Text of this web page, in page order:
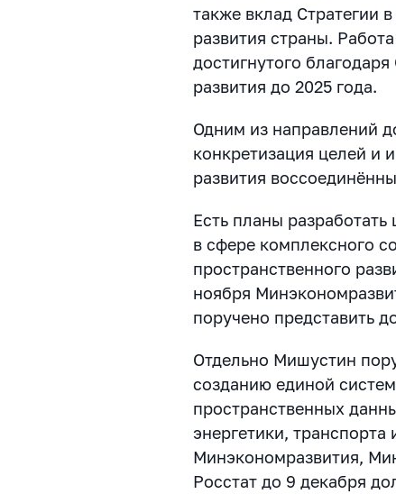
также вклад Стратегии
развития страны.
достигнутого
развития до 2025 года.
Одним из направлений
конкретизация целей и
развития
Есть планы
в сфере комплексного
пространственного
ноября
поручено представить
Отдельно Мишустин
созданию единой
пространственных
энергетики,
Минэкономразвития,
Росстат до 9 декабря